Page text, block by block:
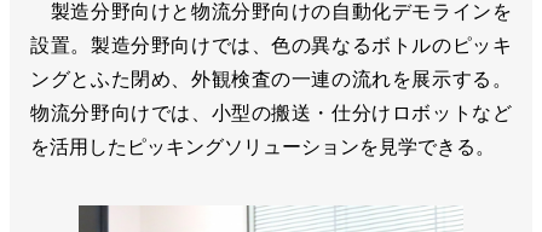
製造分野向けと物流分野向けの自動化デモラインを
設置。製造分野向けでは、色の異なるボトルのピッキ
ングとふた閉め、外観検査の一連の流れを展示する。
物流分野向けでは、小型の搬送・仕分けロボットなど
を活用したピッキングソリューションを見学できる。